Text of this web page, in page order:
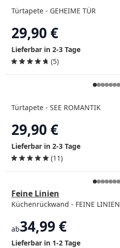
Türtapete - GEHEIME TÜR
29,90 €
Lieferbar in 2-3 Tage
(5)
Türtapete - SEE ROMANTIK
29,90 €
Lieferbar in 2-3 Tage
(11)
Feine Linien
Küchenrückwand - FEINE LINIEN
ab34,99 €
Lieferbar in 1-2 Tage